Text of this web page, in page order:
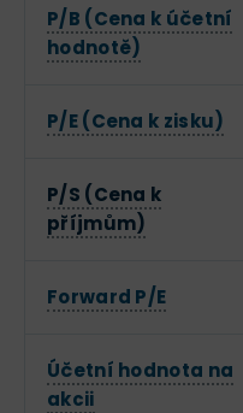
P/B (Cena k účetní
hodnotě)
P/E (Cena k zisku)
P/S (Cena k
příjmům)
Forward P/E
Účetní hodnota na
akcii